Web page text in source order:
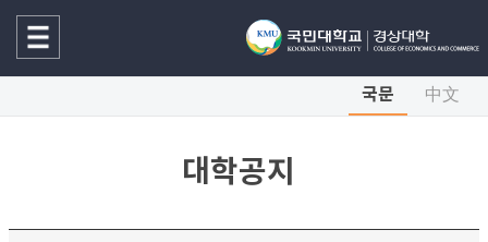
국문 中文
대학공지